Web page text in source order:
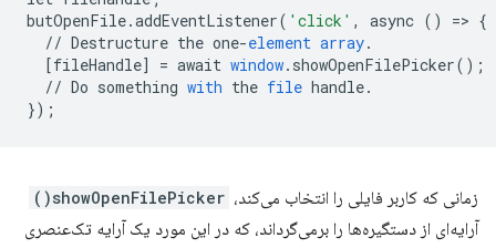
butOpenFile.addEventListener( 'click' , async () => {
// Destructure the one-element array.
[fileHandle] = await window. showOpenFilePicker();
// Do something with the file handle.
});
زمانی که کاربر فایلی را انتخاب می‌کند، showOpenFilePicker()
آرایه‌ای از دستگیره‌ها را برمی‌گرداند، که در این مورد یک آرایه تک‌عنصری